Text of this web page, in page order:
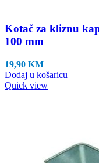
Kotač za kliznu
100 mm
19,90 KM
Dodaj u košaricu
Quick view